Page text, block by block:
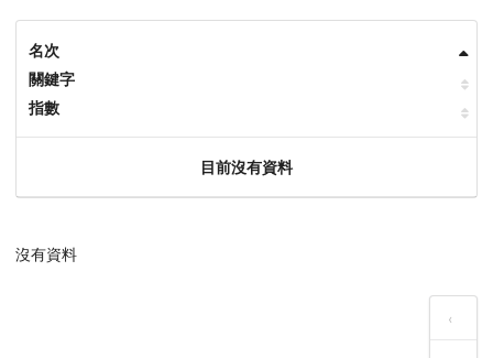
名次
關鍵字
指數
目前沒有資料
沒有資料
‹